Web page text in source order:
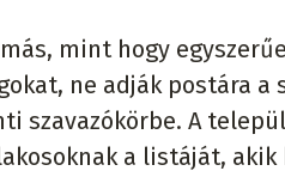
mint hogy
ne adják postára a
szavazókörbe. A
a listáját,